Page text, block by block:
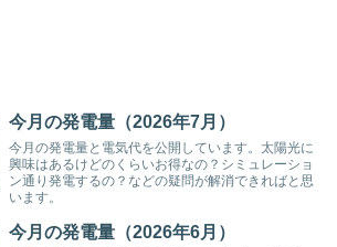
今月の発電量（2026年7月）
今月の発電量と電気代を公開しています。太陽光に
興味はあるけどのくらいお得なの？シミュレーショ
ン通り発電するの？などの疑問が解消できればと思
います。
今月の発電量（2026年6月）